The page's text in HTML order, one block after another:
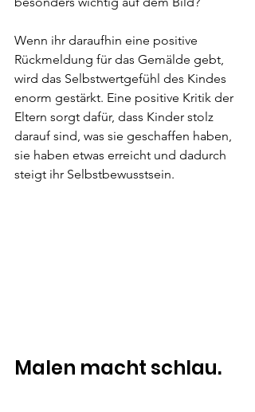
Wenn ihr daraufhin eine positive
Rückmeldung für das Gemälde gebt,
wird das Selbstwertgefühl des Kindes
enorm gestärkt. Eine positive Kritik der
Eltern sorgt dafür, dass Kinder stolz
darauf sind, was sie geschaffen haben,
sie haben etwas erreicht und dadurch
steigt ihr Selbstbewusstsein.
Malen macht schlau.